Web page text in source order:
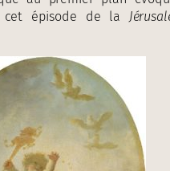
épisode de la